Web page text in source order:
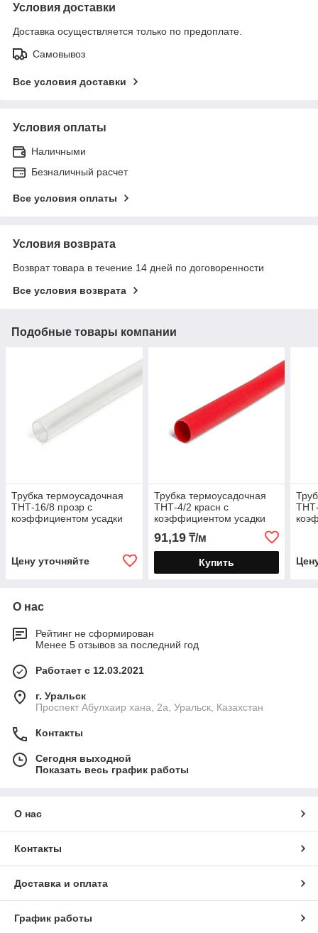
Условия доставки
Доставка осуществляется только по предоплате.
Самовывоз
Все условия доставки
Условия оплаты
Наличными
Безналичный расчет
Все условия оплаты
Условия возврата
Возврат товара в течение 14 дней по договоренности
Все условия возврата
Подобные товары компании
Трубка термоусадочная
ТНТ-16/8 прозр с
коэффициентом усадки
Цену уточняйте
Трубка термоусадочная
ТНТ-4/2 красн с
коэффициентом усадки
2:1 в метровой нарезке
91,19₸/м
Купить
О нас
Рейтинг не сформирован
Менее 5 отзывов за последний год
Работает с 12.03.2021
г. Уральск
Проспект Абулхаир хана, 2а, Уральск, Казахстан
Контакты
Сегодня выходной
Показать весь график работы
О нас
Контакты
Доставка и оплата
График работы